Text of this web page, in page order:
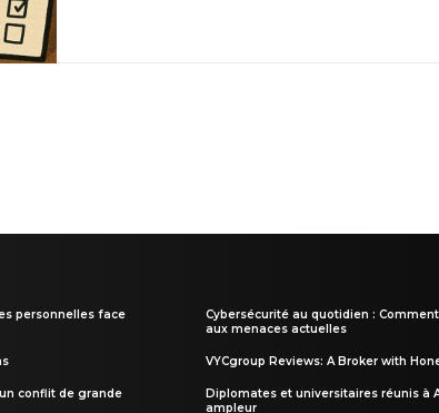
personnelles face
conflit de grande
Cybersécurité au quotidien :
aux menaces actuelles
VYCgroup Reviews: A Broker with
Diplomates et universitaires réunis à
ampleur